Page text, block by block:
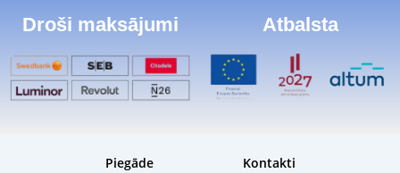
Droši maksājumi Atbalsta
Piegāde Kontakti